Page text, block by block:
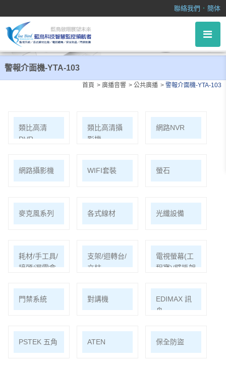
聯絡我們 ． 簡体
警報介面機-YTA-103
首頁 廣播音響 公共廣播 警報介面機-YTA-103
類比高清
DVR
類比高清攝
影機
網路NVR
網路攝影機 WIFI套裝 螢石
麥克風系列 各式線材 光纖設備
耗材/手工具/
接頭/漏電盒
支架/迴轉台/
立柱
電視螢幕(工
程寶)/壁掛架
門禁系統 對講機
EDIMAX 訊
舟
PSTEK 五角 ATEN 保全防盜